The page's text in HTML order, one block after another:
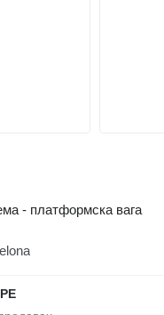
- платформска вага